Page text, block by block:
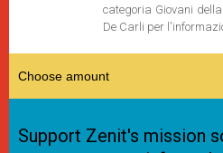
categoria Giovani
De Carli per